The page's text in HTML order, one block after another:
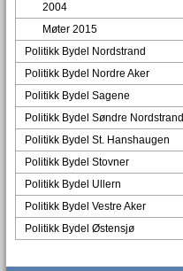
2004
Møter 2015
Politikk Bydel Nordstrand
Politikk Bydel Nordre Aker
Politikk Bydel Sagene
Politikk Bydel Søndre Nordstrand
Politikk Bydel St. Hanshaugen
Politikk Bydel Stovner
Politikk Bydel Ullern
Politikk Bydel Vestre Aker
Politikk Bydel Østensjø